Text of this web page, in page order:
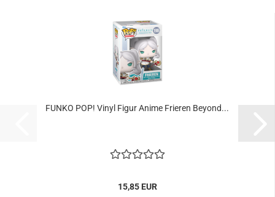
FUNKO POP! Vinyl Figur Anime Frie­ren Bey­ond...
15,85 EUR